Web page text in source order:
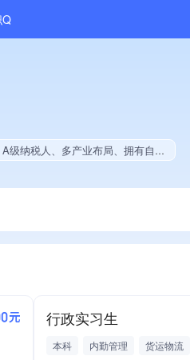
主品牌、经营年限全国同行前10%、大学生就业贡献
元 行政实习生
本科 内勤管理 货运物流